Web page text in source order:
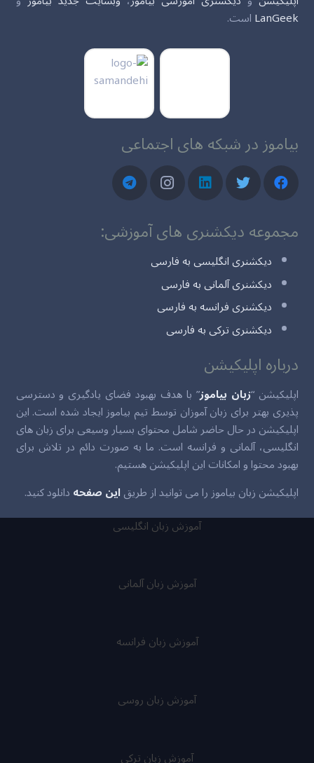
LanGeekاست.
بیاموز در شبکه های اجتماعی
مجموعه دیکشنری های آموزشی:
دیکشنری انگلیسی به فارسی
دیکشنری آلمانی به فارسی
دیکشنری فرانسه به فارسی
دیکشنری ترکی به فارسی
درباره اپلیکیشن
اپلیکیشن “زبان بیاموز” با هدف بهبود فضای یادگیری و دسترسی
پذیری بهتر برای زبان آموزان توسط تیم بیاموز ایجاد شده است. این
اپلیکیشن در حال حاضر شامل محتوای بسیار وسیعی برای زبان های
انگلیسی، آلمانی و فرانسه است. ما به صورت دائم در تلاش برای
بهبود محتوا و امکانات این اپلیکیشن هستیم.
اپلیکیشن زبان بیاموز را می توانید از طریقاین صفحهدانلود کنید.
آموزش زبان انگلیسی
آموزش زبان آلمانی
آموزش زبان فرانسه
آموزش زبان روسی